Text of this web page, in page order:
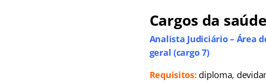
Cargos da
Analista Judiciário – Área
geral (cargo 7)
Requisitos: diploma,